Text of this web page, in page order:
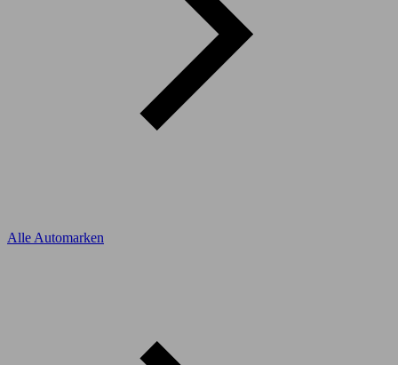
Alle Automarken